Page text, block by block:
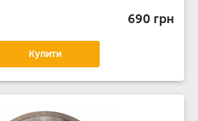
690 грн
Купити